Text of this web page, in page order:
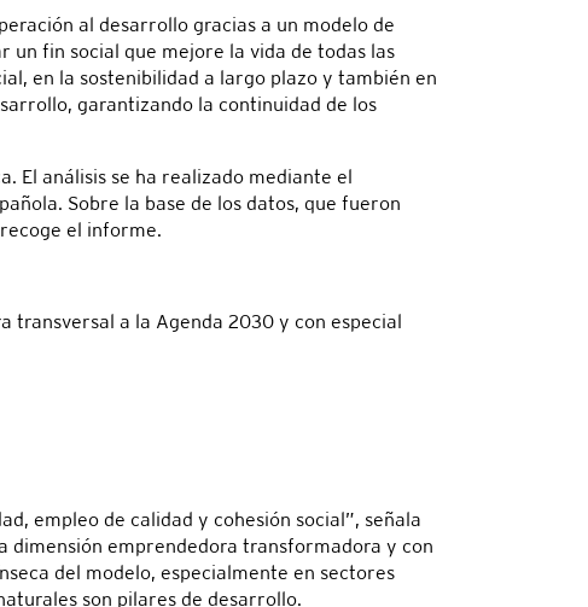
al desarrollo gracias a un modelo de
fin social que mejore la vida de todas las
en la sostenibilidad a largo plazo y también en
garantizando la continuidad de los
El análisis se ha realizado mediante el
Sobre la base de los datos, que fueron
el informe.
transversal a la Agenda 2030 y con especial
empleo de calidad y cohesión social”, señala
dimensión emprendedora transformadora y con
del modelo, especialmente en sectores
son pilares de desarrollo.